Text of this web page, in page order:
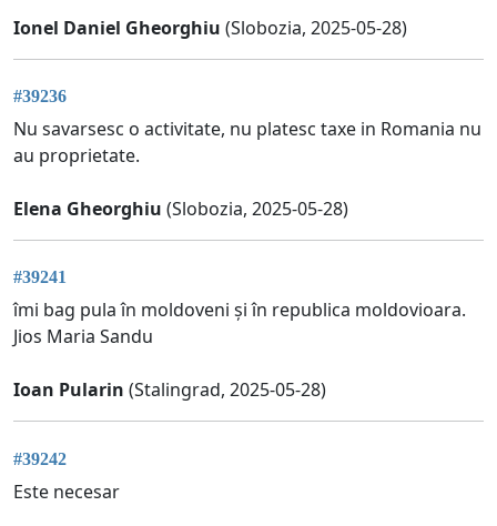
Ionel Daniel Gheorghiu (Slobozia, 2025-05-28)
#39236
Nu savarsesc o activitate, nu platesc taxe in Romania nu
au proprietate.
Elena Gheorghiu (Slobozia, 2025-05-28)
#39241
îmi bag pula în moldoveni și în republica moldovioara.
Jios Maria Sandu
Ioan Pularin (Stalingrad, 2025-05-28)
#39242
Este necesar